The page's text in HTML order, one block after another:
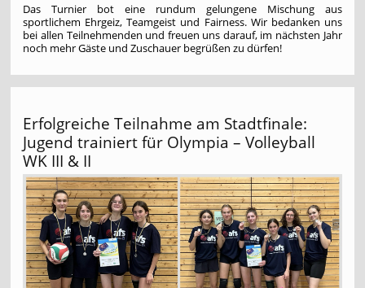
Das Turnier bot eine rundum gelungene Mischung aus
sportlichem Ehrgeiz, Teamgeist und Fairness. Wir bedanken uns
bei allen Teilnehmenden und freuen uns darauf, im nächsten Jahr
noch mehr Gäste und Zuschauer begrüßen zu dürfen!
Erfolgreiche Teilnahme am Stadtfinale:
Jugend trainiert für Olympia – Volleyball
WK III & II